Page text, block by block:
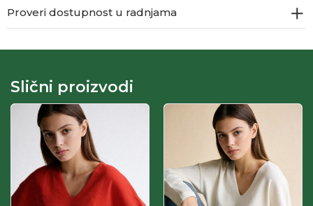
Proveri dostupnost u radnjama
Slični proizvodi